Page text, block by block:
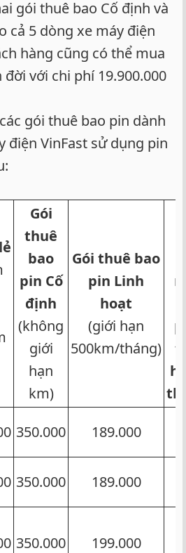
gói thuê bao Cố định và
cả 5 dòng xe máy điện
hàng cũng có thể mua
với chi phí 19.900.000
gói thuê bao pin dành
điện VinFast sử dụng pin
Gói
thuê
bao
pin Cố
định
(không
giới
hạn
km)​
Gói thuê bao
pin Linh
hoạt
(giới hạn
500km/tháng)​
350.000​ 189.000​
350.000​ 189.000​
350.000​ 199.000​